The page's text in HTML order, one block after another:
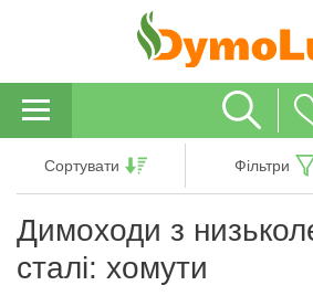
Димоходи з
сталі: хомути
Сортувати Фільтри